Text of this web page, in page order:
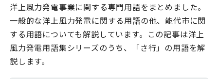
洋上風力発電事業に関する専門用語をまとめました。
一般的な洋上風力発電に関する用語の他、能代市に関
する用語についても解説しています。この記事は洋上
風力発電用語集シリーズのうち、「さ行」の用語を解
説します。